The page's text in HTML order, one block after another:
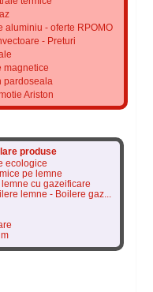
aluminiu - oferte RPOMO
- Preturi
magnetice
pardoseala
Ariston
produse
ecologice
pe lemne
cu gazeificare
lemne - Boilere gaz...